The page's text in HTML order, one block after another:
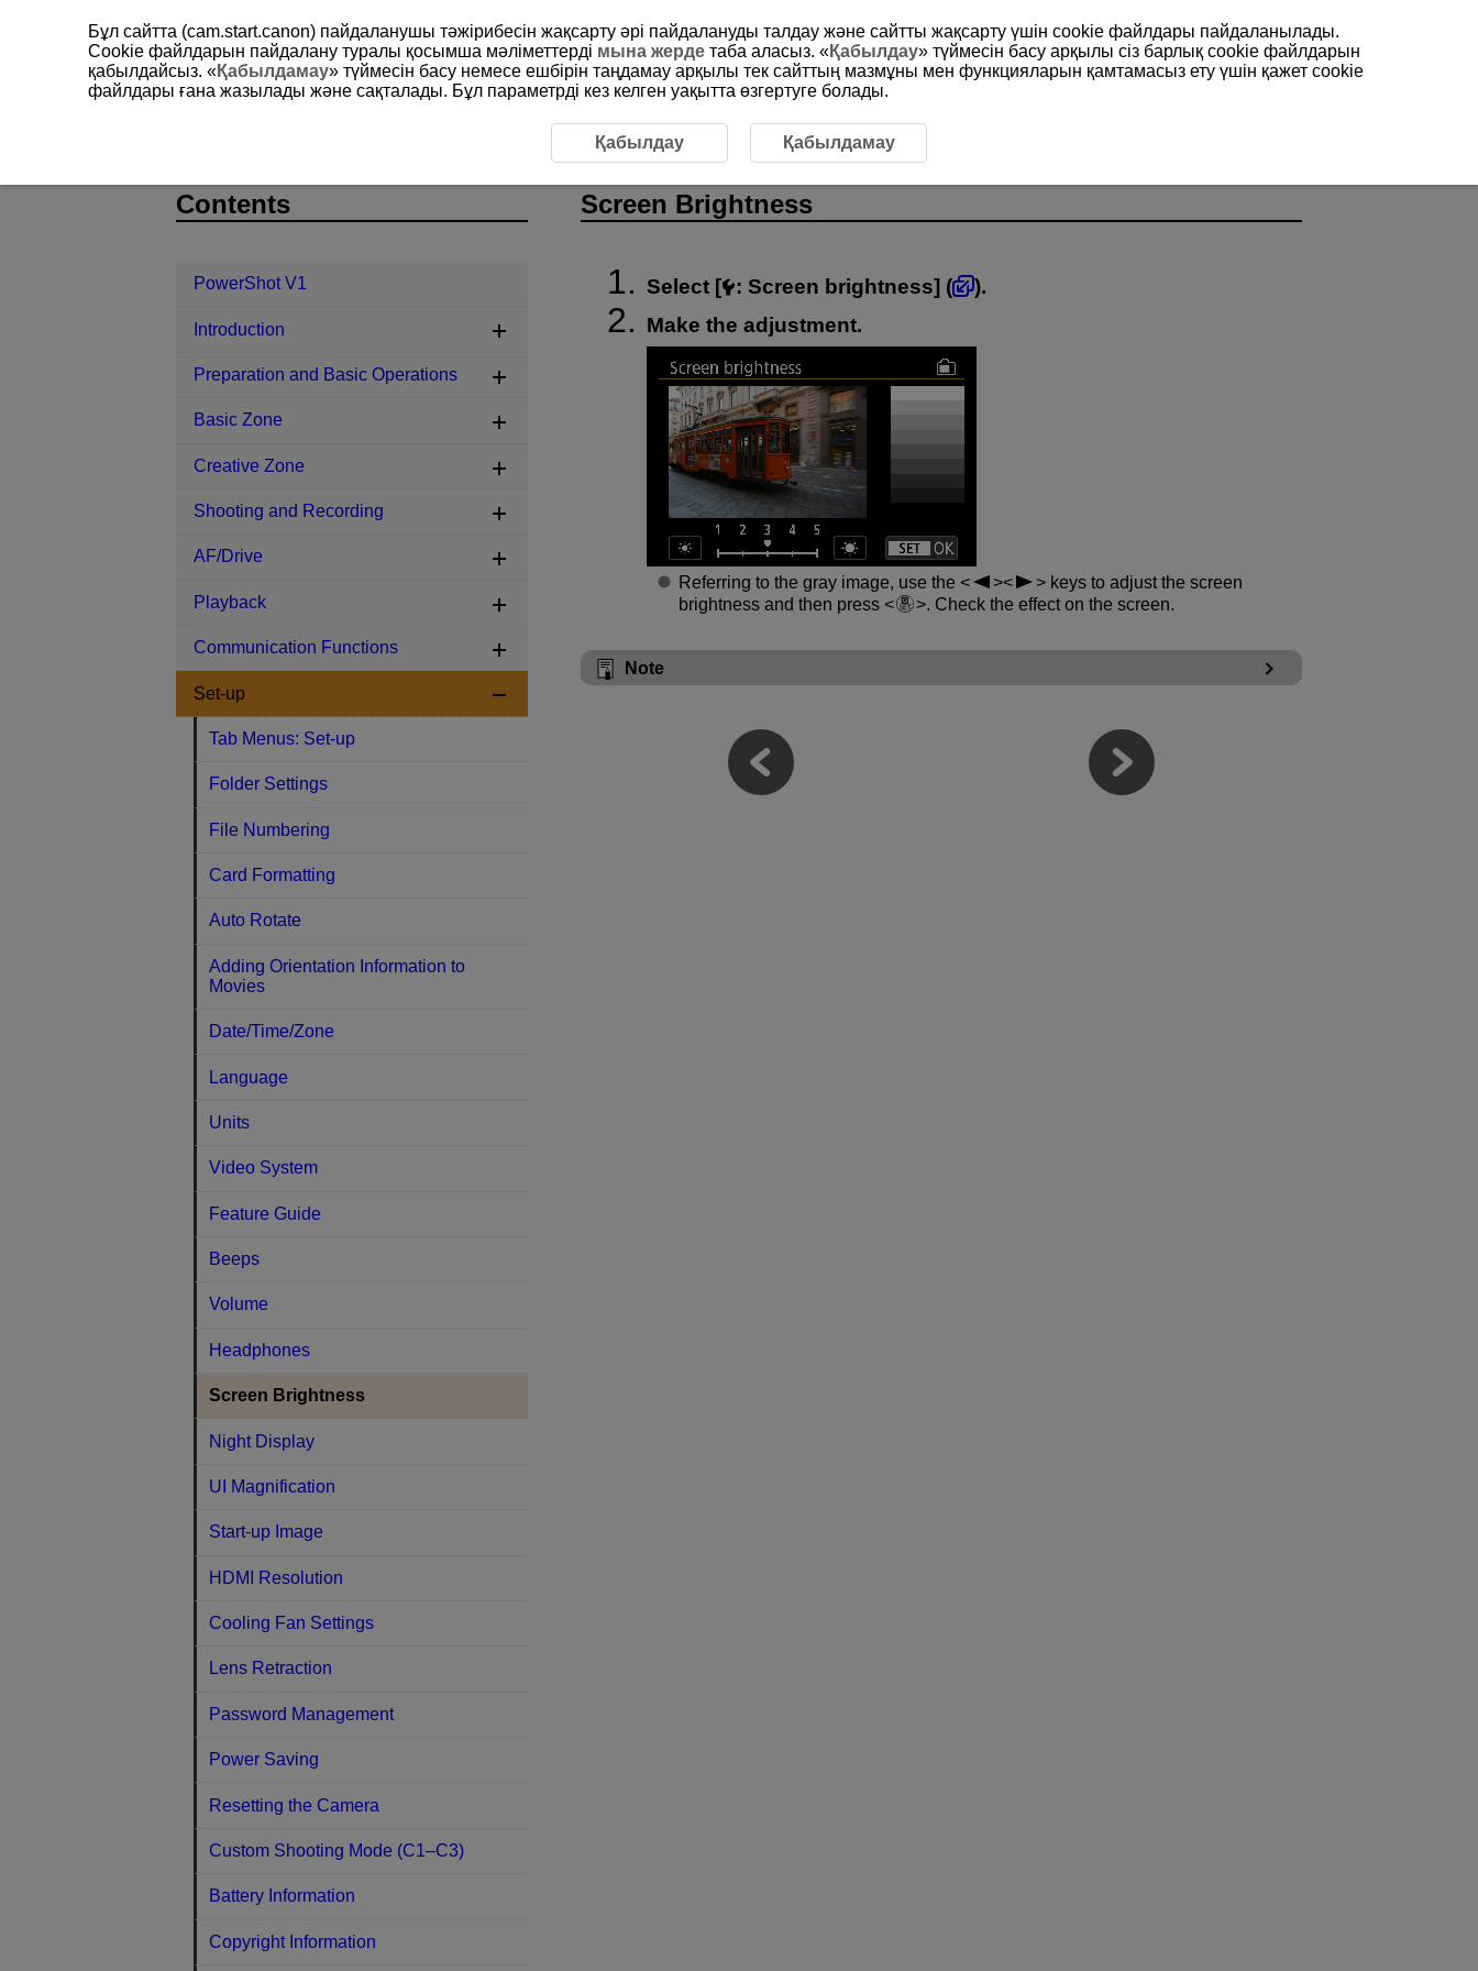
PowerShot V1 Screen Brightness
Screen Brightness
Select [ : Screen brightness] (
).
Make the adjustment.
Referring to the gray image, use the
keys to adjust the screen
brightness and then press
. Check the effect on the screen.
Note
Contents
PowerShot V1
Introduction
Preparation and Basic Operations
Basic Zone
Creative Zone
Shooting and Recording
AF/Drive
Playback
Communication Functions
Set-up
Tab Menus: Set-up
Folder Settings
File Numbering
Card Formatting
Auto Rotate
Adding Orientation Information to
Movies
Date/Time/Zone
Language
Units
Video System
Feature Guide
Beeps
Volume
Headphones
Screen Brightness
Night Display
UI Magnification
Start-up Image
HDMI Resolution
Cooling Fan Settings
Lens Retraction
Password Management
Power Saving
Resetting the Camera
Custom Shooting Mode (C1–C3)
Battery Information
Copyright Information
Бұл сайтта (cam.start.canon) пайдаланушы тәжірибесін жақсарту әрі пайдалануды талдау және сайтты жақсарту үшін сookie файлдары пайдаланылады.
Cookie файлдарын пайдалану туралы қосымша мәліметтерді мына жерде таба аласыз. «Қабылдау» түймесін басу арқылы сіз барлық cookie файлдарын
қабылдайсыз. «Қабылдамау» түймесін басу немесе ешбірін таңдамау арқылы тек сайттың мазмұны мен функцияларын қамтамасыз ету үшін қажет cookie
файлдары ғана жазылады және сақталады. Бұл параметрді кез келген уақытта өзгертуге болады.
Қабылдау Қабылдамау